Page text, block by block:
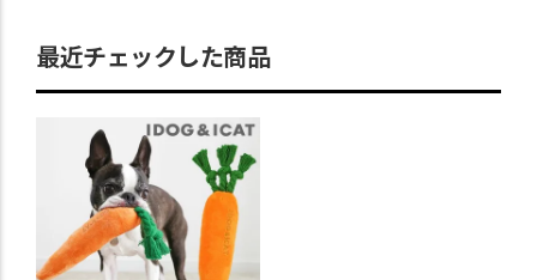
最近チェックした商品